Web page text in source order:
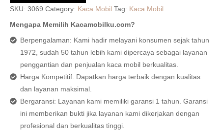
SKU: 3069 Category: Kaca Mobil Tag: Kaca Mobil
Mengapa Memilih Kacamobilku.com?
Berpengalaman: Kami hadir melayani konsumen sejak tahun
1972, sudah 50 tahun lebih kami dipercaya sebagai layanan
penggantian dan penjualan kaca mobil berkualitas.
Harga Kompetitif: Dapatkan harga terbaik dengan kualitas
dan layanan maksimal.
Bergaransi: Layanan kami memiliki garansi 1 tahun. Garansi
ini memberikan bukti jika layanan kami dikerjakan dengan
profesional dan berkualitas tinggi.